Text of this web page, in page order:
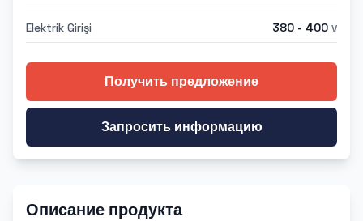
Elektrik Girişi 380 - 400 V
Получить предложение
Запросить информацию
Описание продукта